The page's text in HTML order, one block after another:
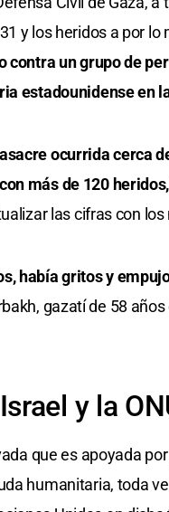
y los heridos a por
un grupo de
estadounidense en
ocurrida cerca
más de 120
las cifras con
había gritos y
gazatí de 58
y la
que es apoyada por
humanitaria, toda